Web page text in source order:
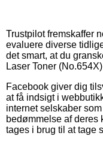
Trustpilot fremskaffer
evaluere diverse
det smart, at du
Laser Toner
Facebook giver dig
at få indsigt i
internet selskaber
bedømmelse af
tages i brug til at tage